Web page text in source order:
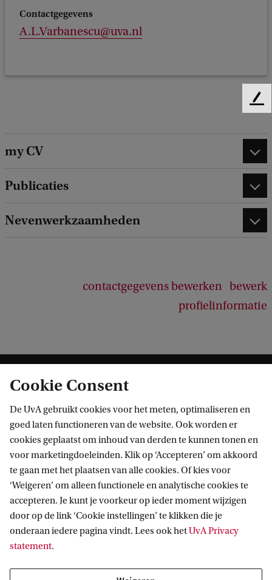
Contactgegevens
A.L.Varbanescu@uva.nl
my CV
Publicaties
Nevenwerkzaamheden
contactgegevens bewerken bewerk
profielinformatie
Informatie voor
Bachelorstudiekiezers
Masterstudiekiezers
UvA-studenten
Medewerkers
Journalisten
Alumni
Direct naar
Webmail
Bibliotheek
Vacatures
Huisstijl
Contact
UvA op social media
Cookie Consent
De UvA gebruikt cookies voor het meten, optimaliseren en
goed laten functioneren van de website. Ook worden er
cookies geplaatst om inhoud van derden te kunnen tonen en
voor marketingdoeleinden. Klik op ‘Accepteren’ om akkoord
te gaan met het plaatsen van alle cookies. Of kies voor
‘Weigeren’ om alleen functionele en analytische cookies te
accepteren. Je kunt je voorkeur op ieder moment wijzigen
door op de link ‘Cookie instellingen’ te klikken die je
onderaan iedere pagina vindt. Lees ook hetUvA Privacy
statement.
F
b
c
k